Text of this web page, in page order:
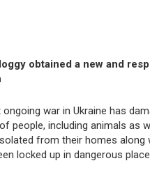
obtained a new and
war in Ukraine has
people, including animals as
from their homes along
locked up in dangerous